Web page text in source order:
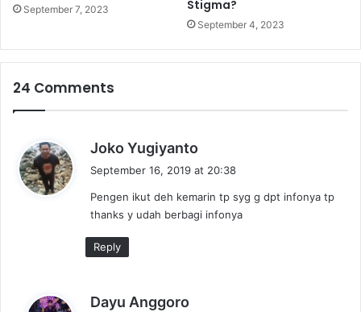
d
a
.
September 7, 2023 Stigma?
September 4, 2023
24 Comments
Joko Yugiyanto
s
:
September 16, 2019 at 20:38
Pengen ikut deh kemarin tp syg g dpt infonya tp
thanks y udah berbagi infonya
Reply
Dayu Anggoro